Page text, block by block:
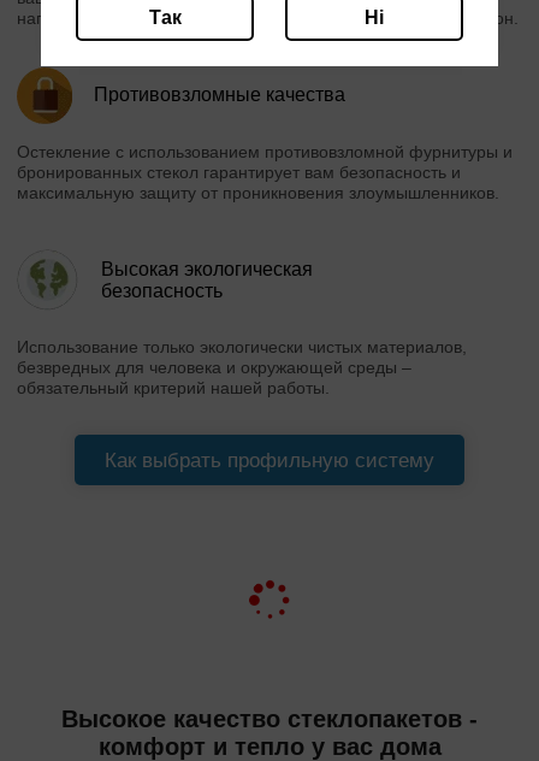
нагрузкам, а также повышают противовзломные качества окон.
Противовзломные качества
Остекление с использованием противовзломной фурнитуры и
бронированных стекол гарантирует вам безопасность и
максимальную защиту от проникновения злоумышленников.
Высокая экологическая
безопасность
Использование только экологически чистых материалов,
безвредных для человека и окружающей среды –
обязательный критерий нашей работы.
Как выбрать профильную систему
Высокое качество стеклопакетов -
комфорт и тепло у вас дома
Так Ні